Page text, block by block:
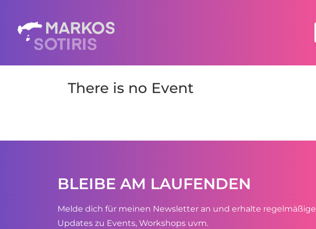
There is no Event
BLEIBE AM LAUFENDEN
Melde dich für meinen Newsletter an und erhalte regelmäßige
Updates zu Events, Workshops uvm.